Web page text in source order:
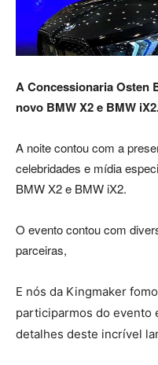
A Concessionaria Osten
novo BMW X2 e BMW
A noite contou com a
celebridades e mídia
BMW X2 e BMW iX2.
O evento contou com
parceiras,
E nós da Kingmaker
participarmos do evento
detalhes deste incrível